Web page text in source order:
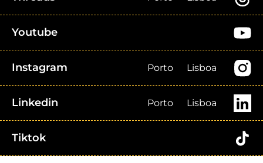
Youtube
Instagram Porto Lisboa
Linkedin Porto Lisboa
Tiktok